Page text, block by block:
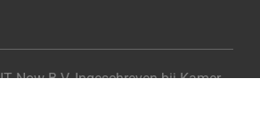
Now B.V. Ingeschreven bij Kamer